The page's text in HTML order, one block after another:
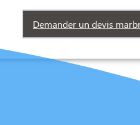
Demander un devis